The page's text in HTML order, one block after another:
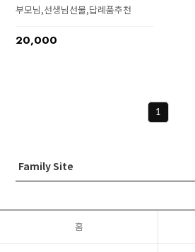
부모님,선생님선물,답례품추천
20,000
1
홈